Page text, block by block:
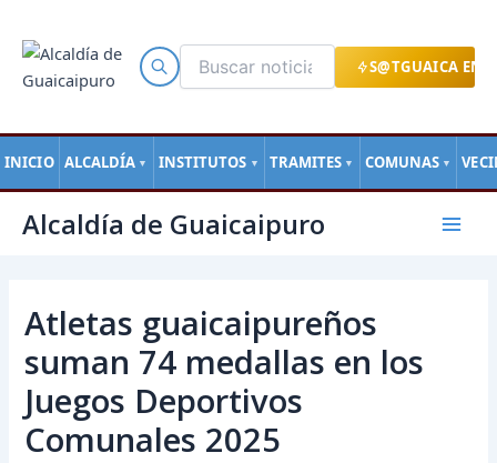
S@TGUAICA EN
INICIO ALCALDÍA ▼ INSTITUTOS ▼ TRAMITES ▼ COMUNAS ▼
contenido
Alcaldía de Guaicaipuro
Main
Atletas guaicaipureños
suman 74 medallas en los
Juegos Deportivos
Comunales 2025
de